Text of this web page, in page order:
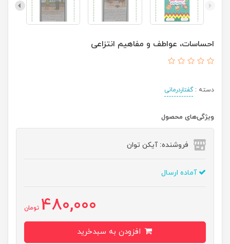
احساسات، عواطف و مفاهیم انتزاعی
دسته :گفتاردرمانی
ویژگی‌های محصول
فروشنده: آیکن توان
آماده ارسال
480,000 تومان